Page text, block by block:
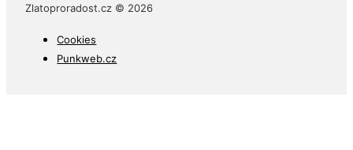
Zlatoproradost.cz © 2026
Cookies
Punkweb.cz